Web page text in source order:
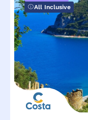
All Inclusive